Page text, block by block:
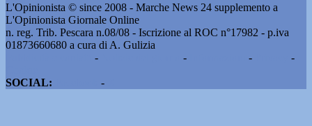
L'Opinionista © since 2008 - Marche News 24 supplemento a
L'Opinionista Giornale Online
n. reg. Trib. Pescara n.08/08 - Iscrizione al ROC n°17982 - p.iva
01873660680 a cura di A. Gulizia
- - -
-
SOCIAL:
-